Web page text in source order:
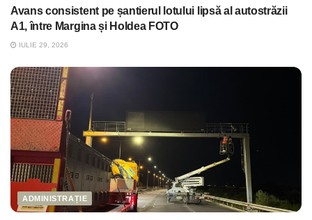
Avans consistent pe șantierul lotului lipsă al autostrăzii
A1, între Margina și Holdea FOTO
IULIE 29, 2026
ADMINISTRAȚIE